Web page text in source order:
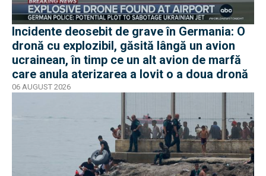
Incidente deosebit de grave în Germania: O
dronă cu explozibil, găsită lângă un avion
ucrainean, în timp ce un alt avion de marfă
care anula aterizarea a lovit o a doua dronă
06 AUGUST 2026